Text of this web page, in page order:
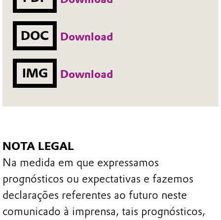
DOC Download
IMG Download
NOTA LEGAL
Na medida em que expressamos
prognósticos ou expectativas e fazemos
declarações referentes ao futuro neste
comunicado à imprensa, tais prognósticos,